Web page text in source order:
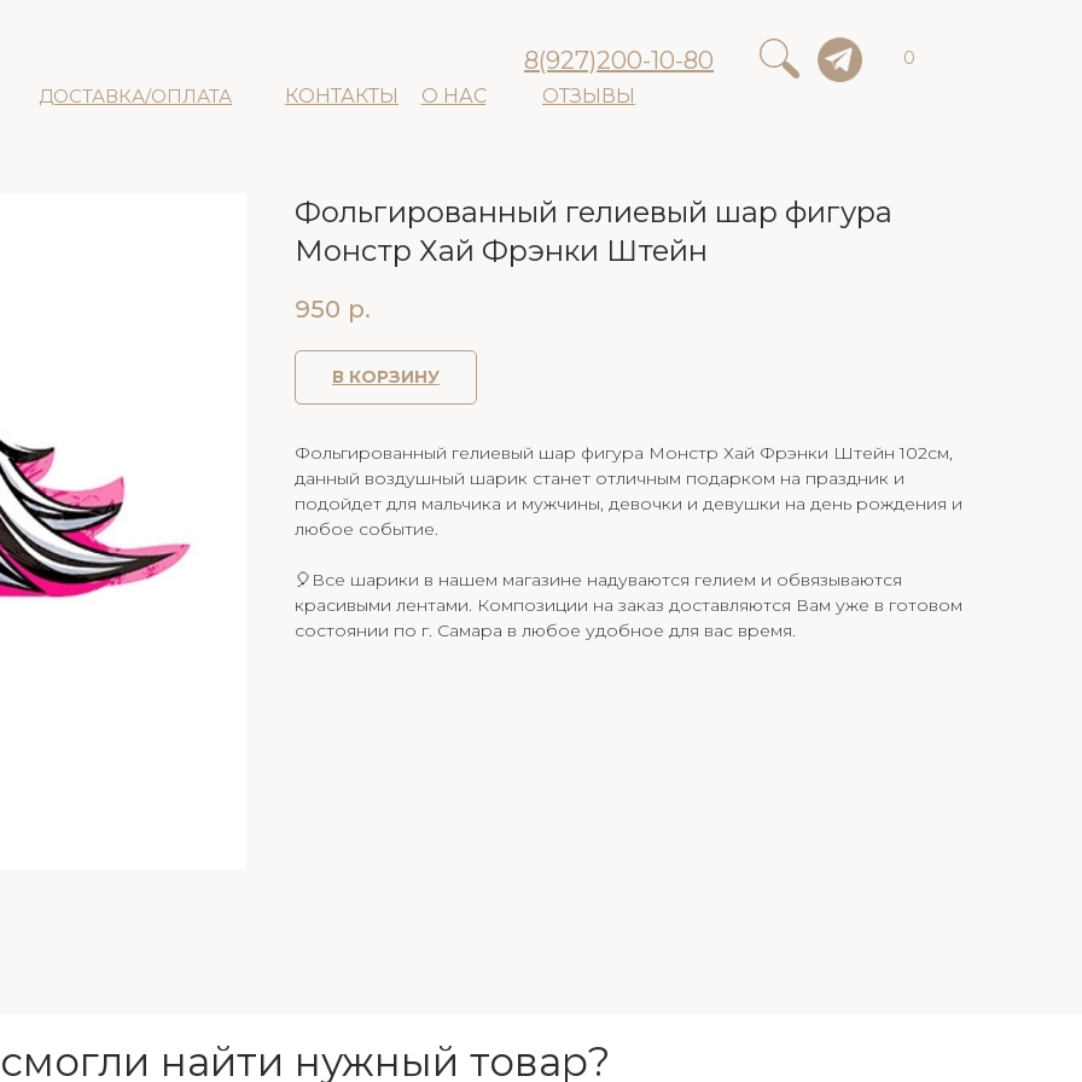
ДОСТАВКА/ОПЛАТА КОНТАКТЫ О НАС ОТЗЫВЫ
8(927)200-10-80 0
Фольгированный гелиевый шар фигура
Монстр Хай Фрэнки Штейн
950 р.
В КОРЗИНУ
Фольгированный гелиевый шар фигура Монстр Хай Фрэнки Штейн 102см,
данный воздушный шарик станет отличным подарком на праздник и
подойдет для мальчика и мужчины, девочки и девушки на день рождения и
любое событие.
🎈Все шарики в нашем магазине надуваются гелием и обвязываются
красивыми лентами. Композиции на заказ доставляются Вам уже в готовом
состоянии по г. Самара в любое удобное для вас время.
найти нужный товар?